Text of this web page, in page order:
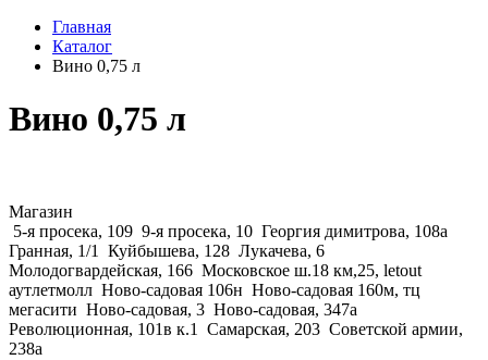
Главная
Каталог
Вино 0,75 л
Вино 0,75 л
Магазин
5-я просека, 109 9-я просека, 10 Георгия димитрова, 108а
Гранная, 1/1
Куйбышева, 128 Лукачева, 6
Молодогвардейская, 166 Московское ш.18 км,25, letout
аутлетмолл Ново-садовая 106н Ново-садовая 160м, тц
мегасити Ново-садовая, 3 Ново-садовая, 347а
Революционная, 101в к.1
Самарская, 203 Советской армии,
238а